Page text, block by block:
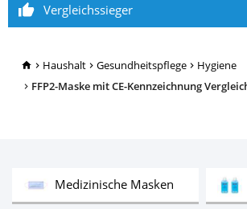
TopRatgeber24.de
Haushalt Gesundheitspflege
Hygiene
FFP2-Maske mit CE-Kennzeichnung
Vergleichssieger
Medizinische MaskenTest